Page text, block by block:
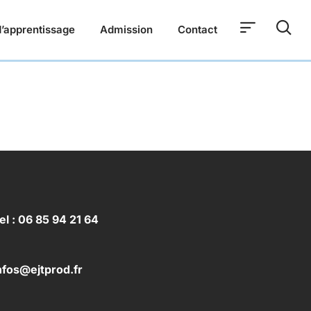
Admission Contact
: 06 85 94 21 64